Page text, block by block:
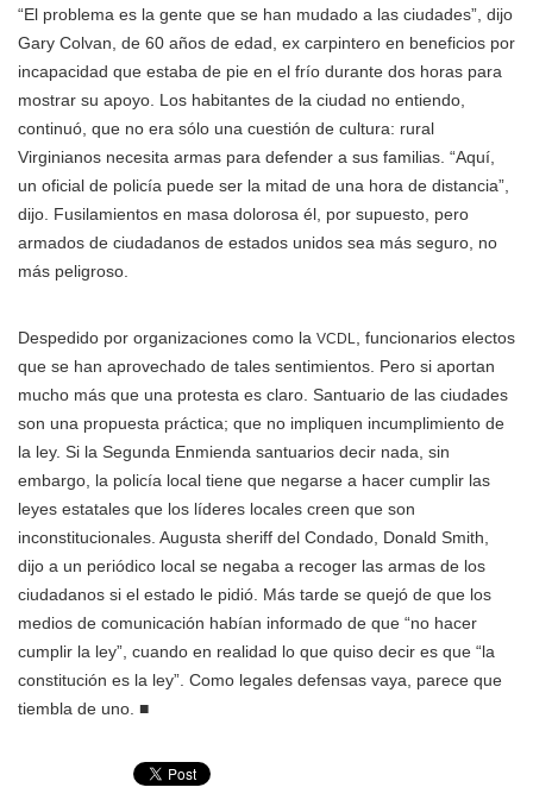
“El problema es la gente que se han mudado a las ciudades”, dijo
Gary Colvan, de 60 años de edad, ex carpintero en beneficios por
incapacidad que estaba de pie en el frío durante dos horas para
mostrar su apoyo. Los habitantes de la ciudad no entiendo,
continuó, que no era sólo una cuestión de cultura: rural
Virginianos necesita armas para defender a sus familias. “Aquí,
un oficial de policía puede ser la mitad de una hora de distancia”,
dijo. Fusilamientos en masa dolorosa él, por supuesto, pero
armados de ciudadanos de estados unidos sea más seguro, no
más peligroso.
Despedido por organizaciones como la VCDL
, funcionarios electos
que se han aprovechado de tales sentimientos. Pero si aportan
mucho más que una protesta es claro. Santuario de las ciudades
son una propuesta práctica; que no impliquen incumplimiento de
la ley. Si la Segunda Enmienda santuarios decir nada, sin
embargo, la policía local tiene que negarse a hacer cumplir las
leyes estatales que los líderes locales creen que son
inconstitucionales. Augusta sheriff del Condado, Donald Smith,
dijo a un periódico local se negaba a recoger las armas de los
ciudadanos si el estado le pidió. Más tarde se quejó de que los
medios de comunicación habían informado de que “no hacer
cumplir la ley”, cuando en realidad lo que quiso decir es que “la
constitución es la ley”. Como legales defensas vaya, parece que
tiembla de uno. ■